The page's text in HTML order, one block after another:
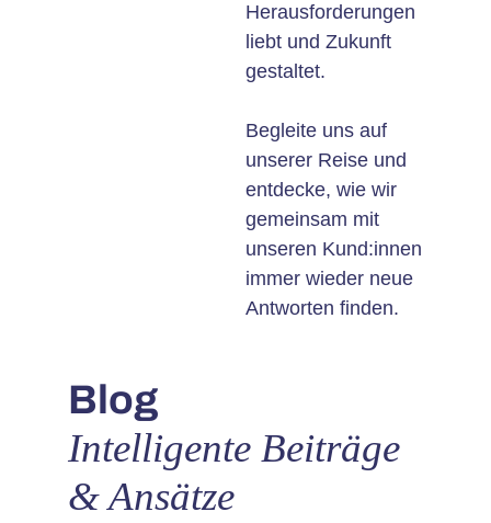
Herausforderungen
liebt und Zukunft
gestaltet.
Begleite uns auf
unserer Reise und
entdecke, wie wir
gemeinsam mit
unseren Kund:innen
immer wieder neue
Antworten finden.
Blog
Intelligente Beiträge
& Ansätze